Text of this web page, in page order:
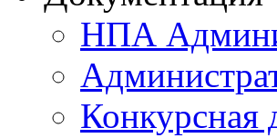
НПА
Конкурсная